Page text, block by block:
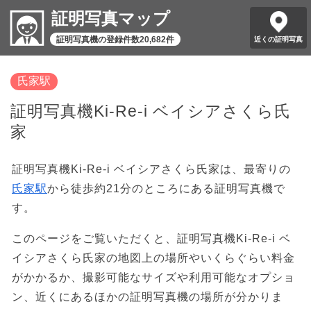
証明写真マップ
証明写真機の登録件数20,682件 近くの証明写真
氏家駅
証明写真機Ki-Re-i ベイシアさくら氏
家
証明写真機Ki-Re-i ベイシアさくら氏家は、最寄りの
氏家駅から徒歩約21分のところにある証明写真機で
す。
このページをご覧いただくと、証明写真機Ki-Re-i ベ
イシアさくら氏家の地図上の場所やいくらぐらい料金
がかかるか、撮影可能なサイズや利用可能なオプショ
ン、近くにあるほかの証明写真機の場所が分かりま